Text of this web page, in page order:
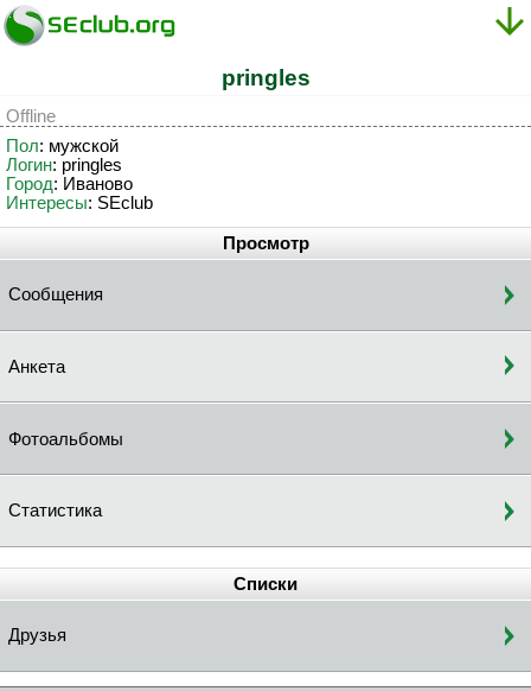
pringles
Offline
Пол: мужской
Логин: pringles
Город: Иваново
Интересы: SEclub
Просмотр
Сообщения
Анкета
Фотоальбомы
Статистика
Списки
Друзья